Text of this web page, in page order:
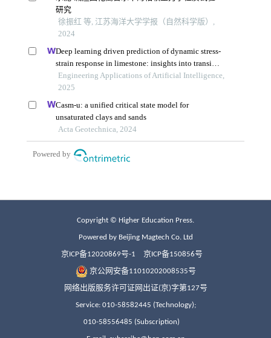
Copyright © Higher Education Press.
Powered by Beijing Magtech Co. Ltd
京ICP备12020869号-1 京ICP备150856号
京公网安备11010202008535号
网络出版服务许可证网出证(京)字第127号
Service: 010-58582445 (Technology);
010-58556485 (Subscription)